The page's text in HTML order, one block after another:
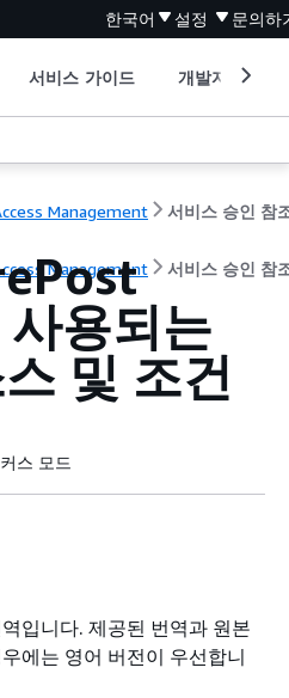
한국어 설정 문의하
서비스 가이드 개발자 도구
Management 서비스 승인 참
Management 서비스 승인 참
용되는
및 조건
스 모드
입니다. 제공된 번역과 원본
에는 영어 버전이 우선합니